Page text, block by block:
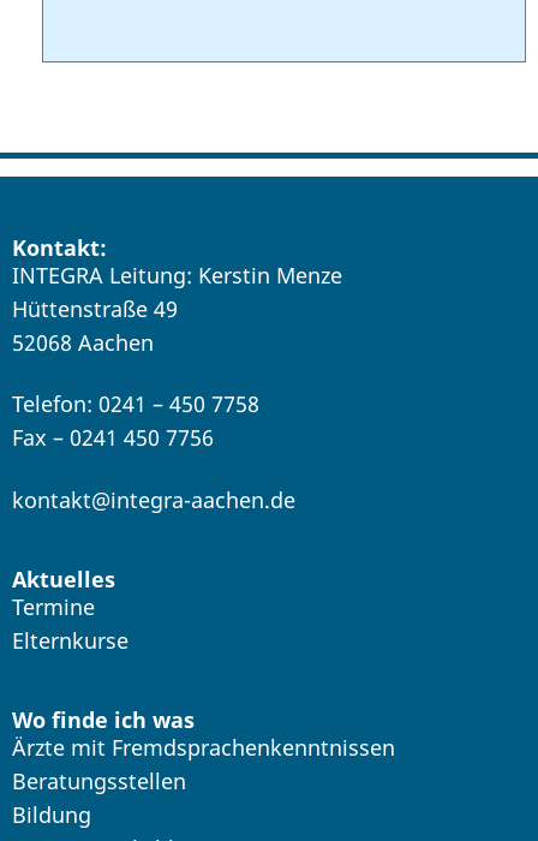
Kontakt:
INTEGRA Leitung: Kerstin Menze
Hüttenstraße 49
52068 Aachen
Telefon: 0241 – 450 7758
Fax – 0241 450 7756
kontakt@integra-aachen.de
Aktuelles
Termine
Elternkurse
Wo finde ich was
Ärzte mit Fremdsprachenkenntnissen
Beratungsstellen
Bildung